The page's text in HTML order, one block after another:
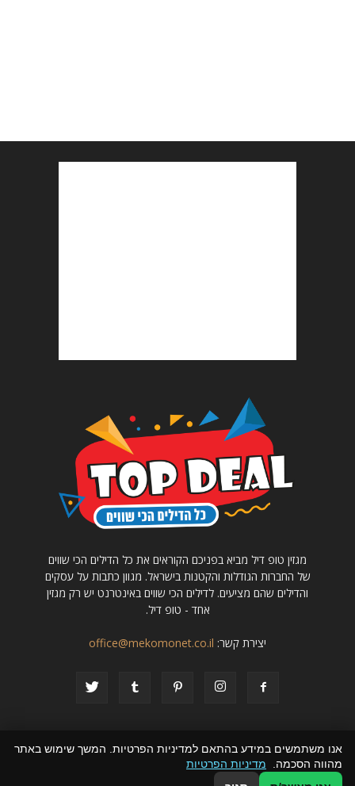
מגזין טופ דיל מביא בפניכם הקוראים את כל הדילים הכי שווים
של החברות הגודלות והקטנות בישראל. מגוון כתבות על עסקים
והדילים שהם מציעים. לדילים הכי שווים באינטרנט יש רק מגזין
אחד - טופ דיל.
יצירת קשר: office@mekomonet.co.il
קבוצת מקומונט מחפשים כותבים
אנו משתמשים במידע בהתאם למדיניות הפרטיות. המשך שימוש באתר
מהווה הסכמה. מדיניות הפרטיות